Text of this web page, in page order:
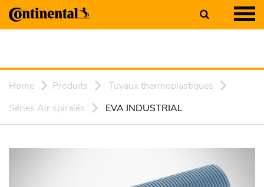
Home Produits
Tuyaux thermoplastiques
Séries Air spiralés
EVA INDUSTRIAL